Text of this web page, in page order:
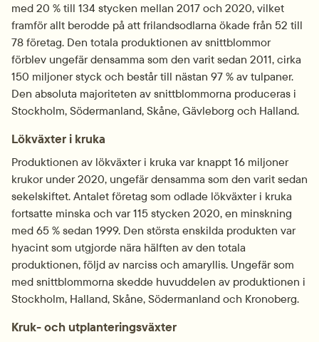
med 20 % till 134 stycken mellan 2017 och 2020, vilket
framför allt berodde på att frilandsodlarna ökade från 52 till
78 företag. Den totala produktionen av snittblommor
förblev ungefär densamma som den varit sedan 2011, cirka
150 miljoner styck och består till nästan 97 % av tulpaner.
Den absoluta majoriteten av snittblommorna produceras i
Stockholm, Södermanland, Skåne, Gävleborg och Halland.
Lökväxter i kruka
Produktionen av lökväxter i kruka var knappt 16 miljoner
krukor under 2020, ungefär densamma som den varit sedan
sekelskiftet. Antalet företag som odlade lökväxter i kruka
fortsatte minska och var 115 stycken 2020, en minskning
med 65 % sedan 1999. Den största enskilda produkten var
hyacint som utgjorde nära hälften av den totala
produktionen, följd av narciss och amaryllis. Ungefär som
med snittblommorna skedde huvuddelen av produktionen i
Stockholm, Halland, Skåne, Södermanland och Kronoberg.
Kruk- och utplanteringsväxter